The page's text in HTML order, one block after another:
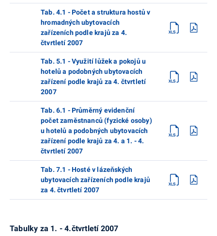
Tab. 4.1 - Počet a struktura hostů v
hromadných ubytovacích
zařízeních podle krajů za 4.
čtvrtletí 2007
Tab. 5.1 - Využití lůžek a pokojů u
hotelů a podobných ubytovacích
zařízení podle krajů za 4. čtvrtletí
2007
Tab. 6.1 - Průměrný evidenční
počet zaměstnanců (fyzické osoby)
u hotelů a podobných ubytovacích
zařízení podle krajů za 4. a 1. - 4.
čtvrtletí 2007
Tab. 7.1 - Hosté v lázeňských
ubytovacích zařízeních podle krajů
za 4. čtvrtletí 2007
Tabulky za 1. - 4.čtvrtletí 2007